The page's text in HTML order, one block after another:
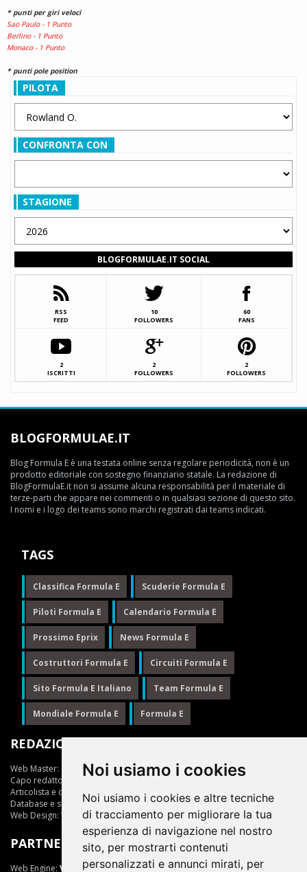
Noi usiamo i cookies
Noi usiamo i cookies e altre tecniche
di tracciamento per migliorare la tua
esperienza di navigazione nel nostro
sito, per mostrarti contenuti
personalizzati e annunci mirati, per
* punti per giri veloci
Sao Paulo - 1 Punto
Berlino - 1 Punto
Monaco - 1 Punto
* punti pole position
PILOTA
CONFRONTA CON
STAGIONE
BLOGFORMULAE.IT SOCIAL
RSS
FEED
10
FOLLOWERS
60
FANS
2
ISCRITTI
2
FOLLOWERS
2
FOLLOWERS
BLOGFORMULAE.IT
Blog Formula E è una testata online senza regolare periodicità, non è un
prodotto editoriale con sostegno finanziario statale. La redazione di
BlogFormulaE.it non si assume alcuna responsabilità per il materiale di
terze-parti che appare nei commenti o in qualsiasi sezione di questo sito.
I nomi e i logo dei teams sono marchi registrati dai teams indicati.
TAGS
Classifica Formula E Scuderie Formula E
Piloti Formula E Calendario Formula E
Prossimo Eprix News Formula E
Costruttori Formula E Circuiti Formula E
Sito Formula E Italiano Team Formula E
Mondiale Formula E Formula E
REDAZIONE
Web Master:
Ing.Daniele Muscarella
Capo redattore:
Giuseppe Cianci
Articolista e opinionista:
Giuseppe Cianci
Database e statistiche: Marcella Toschi
Web Design: Vittorio Arena
PARTNER
Web Engine: ViDa 3.0